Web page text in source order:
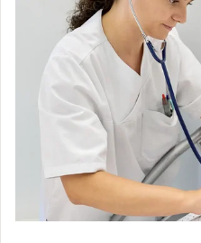
Überschrift